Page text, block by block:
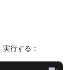
行する：